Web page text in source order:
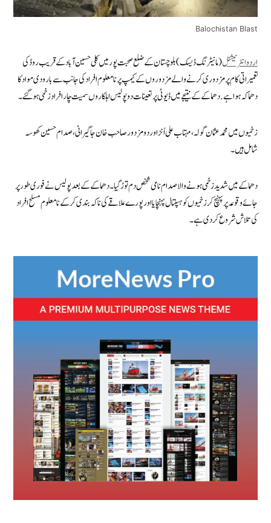
Balochistan Blast
اردو انٹرنیشنل(مانیٹرنگ ڈیسک) بلوچستان کے ضلع صحبت پورمیں کلی حسین آباد کے قریب روڈ کی
تعمیراتی کام پر مزدوری کرنے والے مزدوروں کے کیمپ پر نامعلوم افراد کی جانب سے بارودی مواد کا
دھماکہ ہوا ہے.دھماکے کے نتیجے میں ڈیوٹی پر تعینات دو پولیس اہلکار وں سمیت چار افراد زخمی ہو گئے۔
زخمیوں میں محمدعثمان گولہ،مہتاب علی اُنڑ اور دو مزدور صاحب خان جاگیرانی ،صدام حسین کھوسہ
شامل ہیں۔
دھماکے میں شدیدزخمی ہونے والا صدام نامی شخص دم توڑ گیا۔ دھماکے کے بعد پولیس نے فوری طور پر
جائے وقوعہ پر پہنچ کر زخمیوں کو ہسپتال پہنچایا اورپورے علاقے کی ناکہ بندی کرکے نامعلوم مسلح افراد
کی تلاش شروع کردی ہے۔